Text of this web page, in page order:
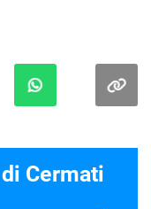
Cermati